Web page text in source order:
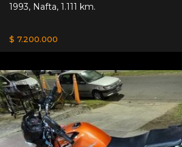
1993, Nafta, 1.111 km.
$ 7.200.000